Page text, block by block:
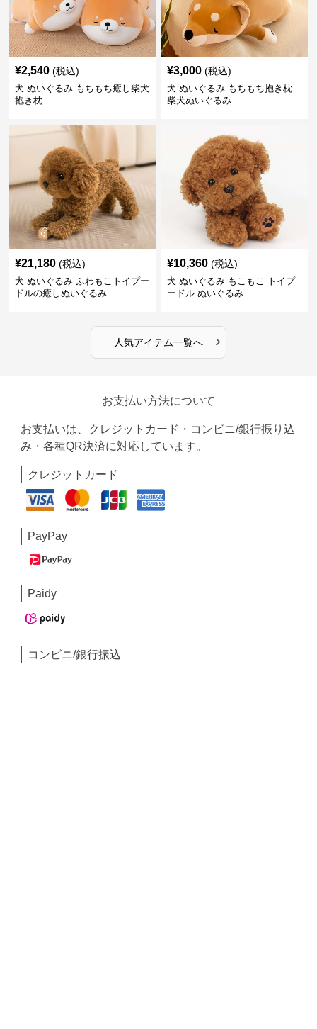
¥2,540 (税込)
犬 ぬいぐるみ もちもち癒し柴犬
抱き枕
¥3,000 (税込)
犬 ぬいぐるみ もちもち抱き枕
柴犬ぬいぐるみ
¥21,180 (税込)
犬 ぬいぐるみ ふわもこトイプー
ドルの癒しぬいぐるみ
¥10,360 (税込)
犬 ぬいぐるみ もこもこ トイプ
ードル ぬいぐるみ
人気アイテム一覧へ ›
お支払い方法について
お支払いは、クレジットカード・コンビニ/銀行振り込
み・各種QR決済に対応しています。
クレジットカード
PayPay
Paidy
コンビニ/銀行振込